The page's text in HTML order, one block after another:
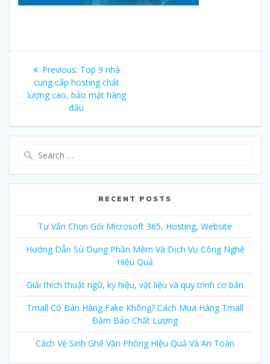
Post
navigation
Previous: Previous
post:
Top 9 nhà
cung cấp hosting chất
lượng cao, bảo mật hàng
đầu
RECENT POSTS
Tư Vấn Chọn Gói Microsoft 365, Hosting, Website
Hướng Dẫn Sử Dụng Phần Mềm Và Dịch Vụ Công Nghệ
Hiệu Quả
Giải thích thuật ngữ, ký hiệu, vật liệu và quy trình cơ bản
Tmall Có Bán Hàng Fake Không? Cách Mua Hàng Tmall
Đảm Bảo Chất Lượng
Cách Vệ Sinh Ghế Văn Phòng Hiệu Quả Và An Toàn